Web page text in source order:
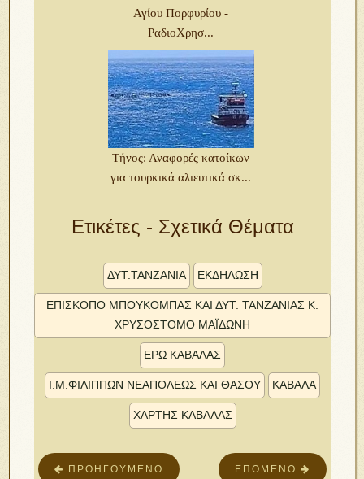
Αγίου Πορφυρίου -
ΡαδιοΧρησ...
Τήνος: Αναφορές κατοίκων
για τουρκικά αλιευτικά σκ...
Ετικέτες - Σχετικά Θέματα
ΔΎΤ.ΤΑΝΖΑΝΙΑ ΕΚΔΗΛΩΣΗ
ἘΠΊΣΚΟΠΟ ΜΠΟΥΚΌΜΠΑΣ ΚΑῚ ΔΎΤ. ΤΑΝΖΑΝΊΑΣ Κ.
ΧΡΥΣΌΣΤΟΜΟ ΜΑΪ́ΔΏΝΉ
ΕΡΩ ΚΑΒΑΛΑΣ
Ι.Μ.ΦΙΛΊΠΠΩΝ ΝΕΑΠΌΛΕΩΣ ΚΑῚ ΘΆΣΟΥ ΚΑΒΑΛΑ
ΧΑΡΤΗΣ ΚΑΒΑΛΑΣ
ΕΠΌΜΕΝΟ
ΠΡΟΗΓΟΎΜΕΝΟ